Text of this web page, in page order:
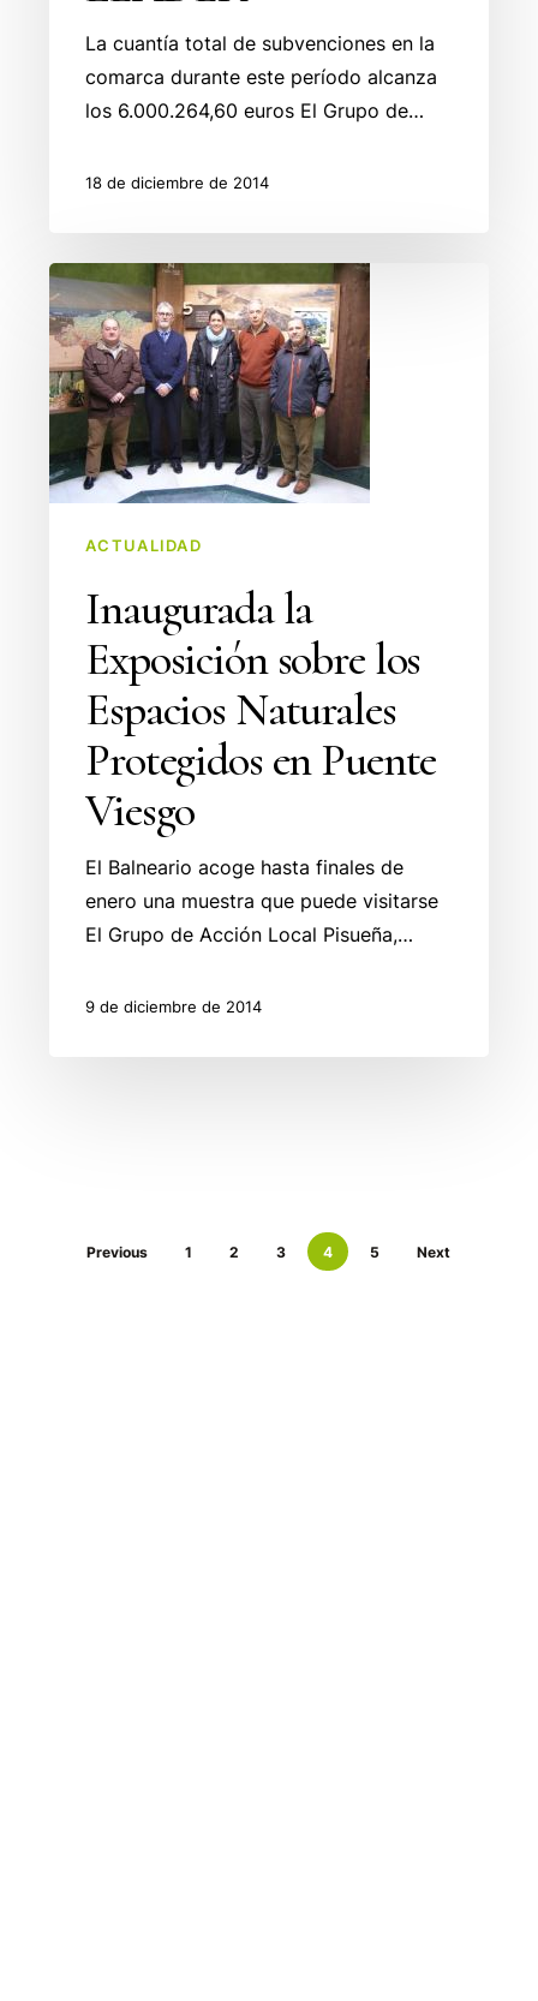
La cuantía total de subvenciones en la
comarca durante este período alcanza
los 6.000.264,60 euros El Grupo de…
18 de diciembre de 2014
Inaugurada
la
Exposición
sobre
los
Espacios
Naturales
Viesgo
ACTUALIDAD
Inaugurada la
Exposición sobre los
Espacios Naturales
Protegidos en Puente
Viesgo
El Balneario acoge hasta finales de
enero una muestra que puede visitarse
El Grupo de Acción Local Pisueña,…
9 de diciembre de 2014
Previous 1 2 3 4 5 Next